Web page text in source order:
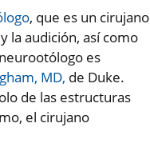
, que es un cirujano
la audición, así como
es
MD, de Duke.
de las estructuras
el cirujano